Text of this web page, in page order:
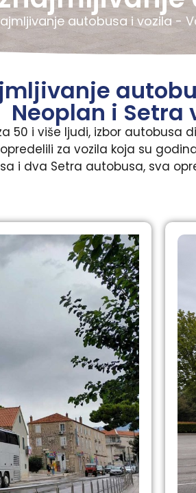
autobusa i vozila -
Neoplan i Setra
50 i više ljudi, izbor autobusa
za vozila koja su
i dva Setra autobusa, sva